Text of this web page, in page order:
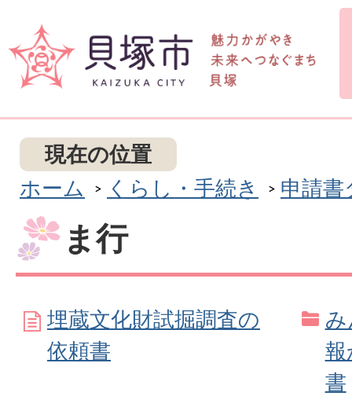
現在の位置
ホーム
くらし・手続き 申請書
ま行
埋蔵文化財試掘調査の
依頼書
報
書